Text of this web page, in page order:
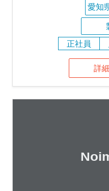
愛知
正社員
詳